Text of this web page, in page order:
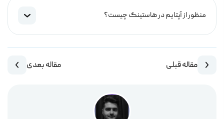
منظور از آپتایم در هاستینگ چیست؟
مقاله قبلی مقاله بعدی